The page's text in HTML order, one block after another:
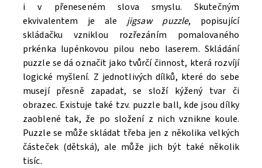
i v přeneseném slova smyslu. Skutečným
ekvivalentem je ale jigsaw puzzle, popisující
skládačku vzniklou rozřezáním pomalovaného
prkénka lupénkovou pilou nebo laserem. Skládání
puzzle se dá označit jako tvůrčí činnost, která rozvíjí
logické myšlení. Z jednotlivých dílků, které do sebe
musejí přesně zapadat, se složí kýžený tvar či
obrazec. Existuje také tzv. puzzle ball, kde jsou dílky
zaoblené tak, že po složení z nich vznikne koule.
Puzzle se může skládat třeba jen z několika velkých
částeček (dětská), ale může jich být také několik
tisíc.